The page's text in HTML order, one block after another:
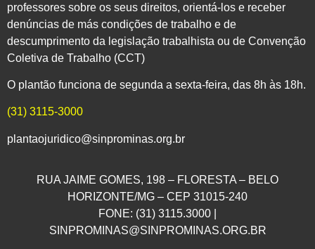
professores sobre os seus direitos, orientá-los e receber
denúncias de más condições de trabalho e de
descumprimento da legislação trabalhista ou de Convenção
Coletiva de Trabalho (CCT)
O plantão funciona de segunda a sexta-feira, das 8h às 18h.
(31) 3115-3000
plantaojuridico@sinprominas.org.br
RUA JAIME GOMES, 198 – FLORESTA – BELO
HORIZONTE/MG – CEP 31015-240
FONE: (31) 3115.3000 |
SINPROMINAS@SINPROMINAS.ORG.BR